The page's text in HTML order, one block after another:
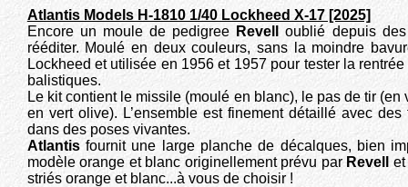
Atlantis Models H-1810 1/40 Lockheed X-17 [2025]
Encore un moule de pedigree Revell
oublié depuis
rééditer. Moulé en deux couleurs, sans la moindre
Lockheed et utilisée en 1956 et 1957 pour tester la
balistiques.
Le kit contient le missile (moulé en blanc), le pas de tir
en vert olive). L’ensemble est finement détaillé avec
dans des poses vivantes.
Atlantisfournit une large planche de décalques, bien
modèle orange et blanc originellement prévu par Revell
striés orange et blanc...à vous de choisir !